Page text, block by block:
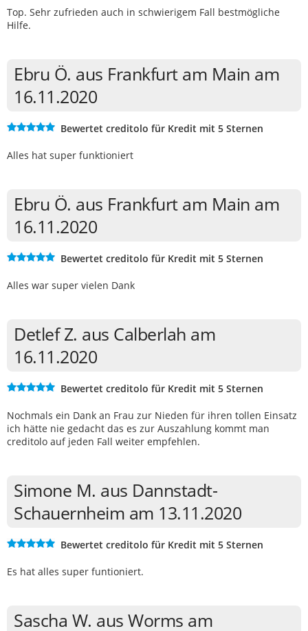
Top. Sehr zufrieden auch in schwierigem Fall bestmögliche
Hilfe.
Ebru Ö. aus Frankfurt am Main am
16.11.2020
Bewertet creditolo für Kredit mit 5 Sternen
Alles hat super funktioniert
Ebru Ö. aus Frankfurt am Main am
16.11.2020
Bewertet creditolo für Kredit mit 5 Sternen
Alles war super vielen Dank
Detlef Z. aus Calberlah am
16.11.2020
Bewertet creditolo für Kredit mit 5 Sternen
Nochmals ein Dank an Frau zur Nieden für ihren tollen Einsatz
ich hätte nie gedacht das es zur Auszahlung kommt man
creditolo auf jeden Fall weiter empfehlen.
Simone M. aus Dannstadt-
Schauernheim am 13.11.2020
Bewertet creditolo für Kredit mit 5 Sternen
Es hat alles super funtioniert.
Sascha W. aus Worms am